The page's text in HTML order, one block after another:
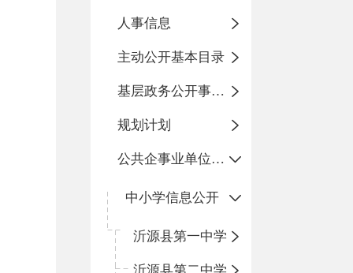
人事信息
主动公开基本目录
基层政务公开事项标准目录
规划计划
公共企事业单位信息公开
中小学信息公开
沂源县第一中学